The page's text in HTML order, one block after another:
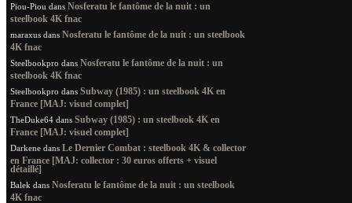
Piou-Piou dans Nosferatu le fantôme de la nuit : un
steelbook 4K fnac
maraxus dans Nosferatu le fantôme de la nuit : un steelbook
4K fnac
Steelbookpro dans Nosferatu le fantôme de la nuit : un
steelbook 4K fnac
Steelbookpro dans Subway (1985) : un steelbook 4K en
France [MAJ: visuel complet]
TheDuke64 dans Subway (1985) : un steelbook 4K en
France [MAJ: visuel complet]
Darkene dans Le Dernier Combat : steelbook 4K & collector
en France [MAJ: collector : 30 euros offerts + visuel
détaillé]
Balek dans Nosferatu le fantôme de la nuit : un steelbook
4K fnac